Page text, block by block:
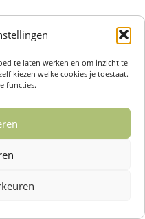
te laten werken en om inzicht te
kiezen welke cookies je toestaat.
functies.